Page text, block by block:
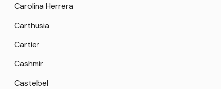
Carolina Herrera
Carthusia
Cartier
Cashmir
Castelbel